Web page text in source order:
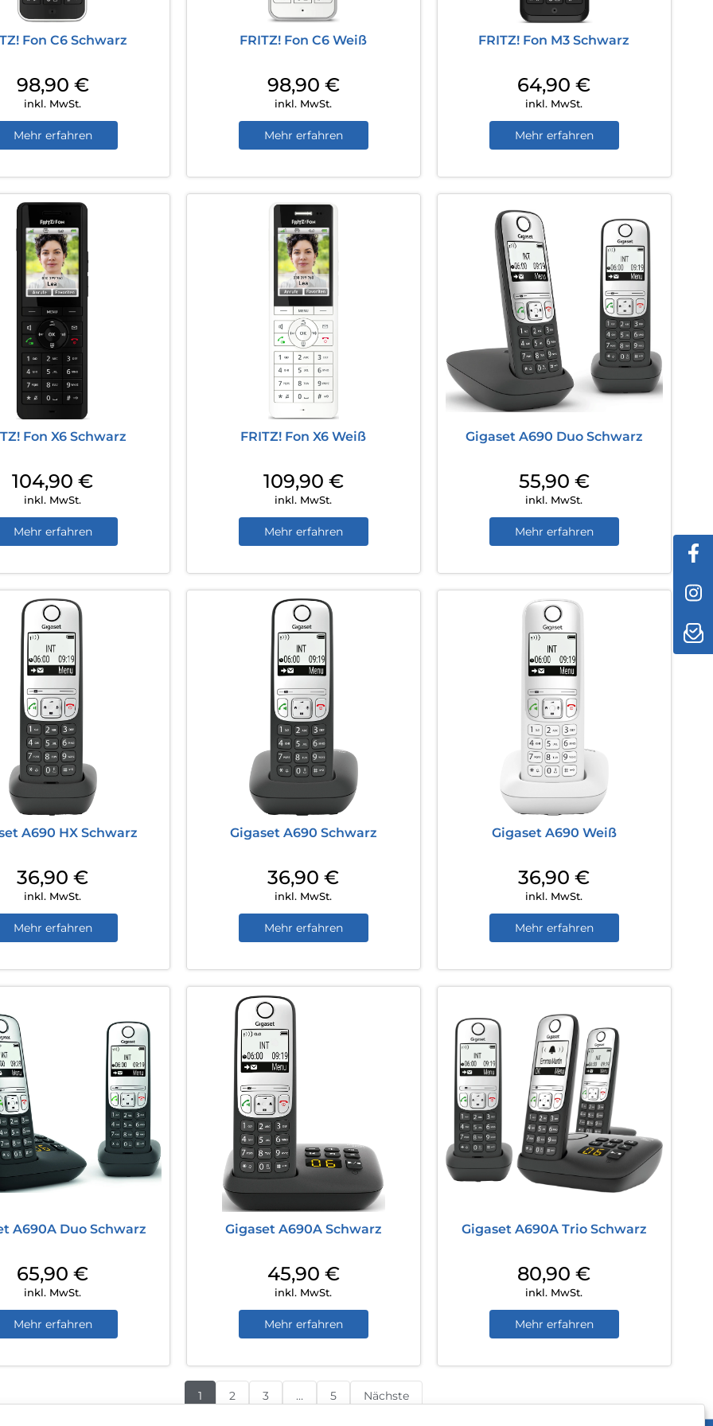
Fon C6 Schwarz
98,90 €
inkl. MwSt.
Mehr erfahren
FRITZ! Fon C6 Weiß
98,90 €
inkl. MwSt.
Mehr erfahren
FRITZ! Fon M3 Schwarz
64,90€
inkl. MwSt.
Mehr erfahren
Fon X6 Schwarz
104,90€
inkl. MwSt.
Mehr erfahren
FRITZ! Fon X6 Weiß
109,90 €
inkl. MwSt.
Mehr erfahren
Gigaset A690 Duo Schwarz
55,90 €
inkl. MwSt.
Mehr erfahren
A690 HX Schwarz
36,90€
inkl. MwSt.
Mehr erfahren
Gigaset A690 Schwarz
36,90€
inkl. MwSt.
Mehr erfahren
Gigaset A690 Weiß
36,90€
inkl. MwSt.
Mehr erfahren
A690A Duo Schwarz
65,90€
inkl. MwSt.
Mehr erfahren
Gigaset A690A Schwarz
45,90 €
inkl. MwSt.
Mehr erfahren
Gigaset A690A Trio Schwarz
80,90€
inkl. MwSt.
Mehr erfahren
1 2 3 … 5 Nächste